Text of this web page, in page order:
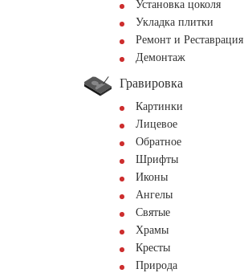
Установка цоколя
Укладка плитки
Ремонт и Реставрация
Демонтаж
Гравировка
Картинки
Лицевое
Обратное
Шрифты
Иконы
Ангелы
Святые
Храмы
Кресты
Природа